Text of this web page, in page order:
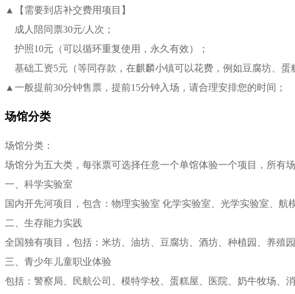
▲【需要到店补交费用项目】
成人陪同票30元/人次；
护照10元（可以循环重复使用，永久有效）；
基础工资5元（等同存款，在麒麟小镇可以花费，例如豆腐坊、蛋
▲一般提前30分钟售票，提前15分钟入场，请合理安排您的时间；
场馆分类
场馆分类：
场馆分为五大类，每张票可选择任意一个单馆体验一个项目，所有
一、科学实验室
国内开先河项目，包含：物理实验室 化学实验室、光学实验室、航
二、生存能力实践
全国独有项目，包括：米坊、油坊、豆腐坊、酒坊、种植园、养殖园
三、青少年儿童职业体验
包括：警察局、民航公司、模特学校、蛋糕屋、医院、奶牛牧场、